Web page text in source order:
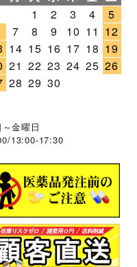
1
2 3 4
5
7 8 9 10 11 12
14 15 16 17 18 19
21 22 23 24 25 26
28 29 30
金曜日
13:00-17:30